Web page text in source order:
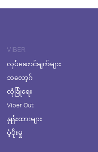
VIBER
လုပ်ဆောင်ချက်များ
ဘလော့ဂ်
လုံခြုံရေး
Viber Out
နှုန်းထားများ
ပံ့ပိုးမှု